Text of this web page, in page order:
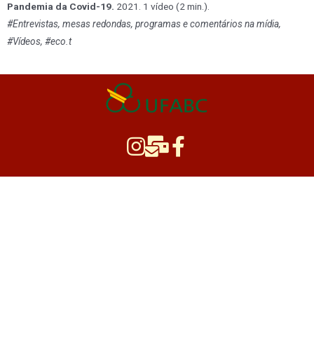
Pandemia da Covid-19. 2021. 1 vídeo (2 min.).
#Entrevistas, mesas redondas, programas e comentários na mídia,
#Vídeos, #eco.t